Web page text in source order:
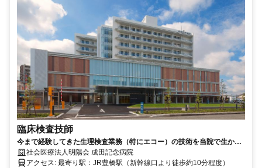
臨床検査技師
今まで経験してきた生理検査業務（特にエコー）の技術を当院で生かし
てみませんか。
社会医療法人明陽会 成田記念病院
アクセス: 最寄り駅：JR豊橋駅（新幹線口より徒歩約10分程度）